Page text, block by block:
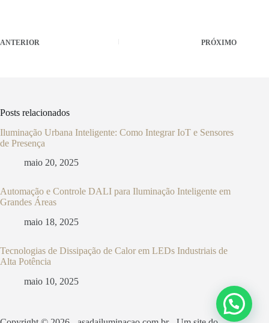
ANTERIOR PRÓXIMO
Posts relacionados
Iluminação Urbana Inteligente: Como Integrar IoT e Sensores
de Presença
maio 20, 2025
Automação e Controle DALI para Iluminação Inteligente em
Grandes Áreas
maio 18, 2025
Tecnologias de Dissipação de Calor em LEDs Industriais de
Alta Potência
maio 10, 2025